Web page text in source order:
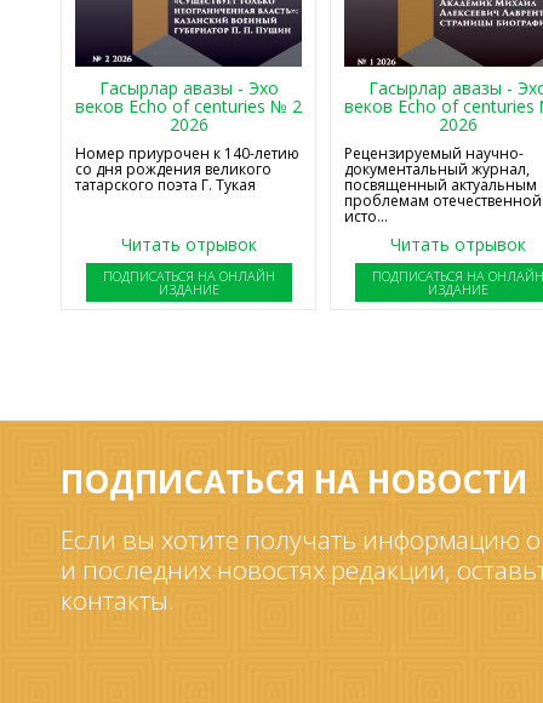
Гасырлар авазы - Эхо
веков Echo of centuries № 2
2026
Номер приурочен к 140-летию
со дня рождения великого
татарского поэта Г. Тукая
Читать отрывок
ПОДПИСАТЬСЯ НА ОНЛАЙН
ИЗДАНИЕ
Гасырлар авазы -
веков Echo of
2026
Рецензируемый научно-
документальный журнал,
посвященный актуальным
проблемам отечественной
исто...
Читать отрывок
ПОДПИСАТЬСЯ НА
ИЗДАНИЕ
ПОДПИСАТЬСЯ НА НОВОСТИ
Если вы хотите получать информацию
и последних новостях редакции,
контакты.